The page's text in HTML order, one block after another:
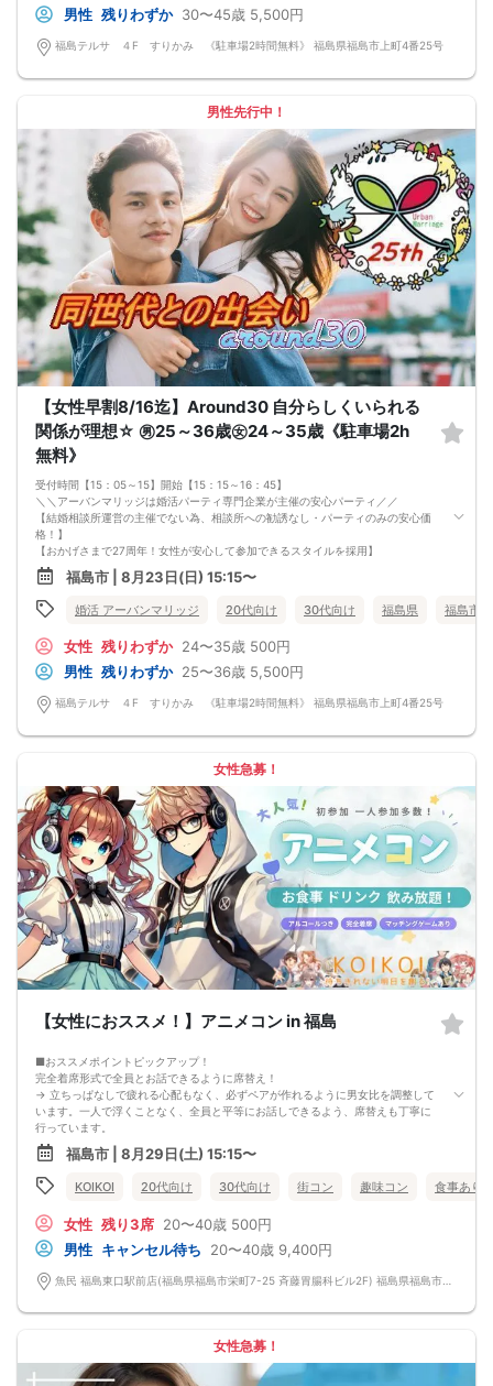
カード発行
◆◇ドレスコードなし！カジュアルスタイルでＯＫ！
◆◇男女バランス調整 最大でも±3名様までに調整いたします。
【人数調整が必要な企画ですので予定確定の上ご予約お願いいたします。キャン
ます。必ずキャンセルポリシーをご確認ください。】
各最低3名様以上の異性の方と出会える企画です。
【中止判断タイミング】
開始時間の最低4時間前
男性 残りわずか 30〜45歳 5,500円
福島テルサ ４F すりかみ 《駐車場2時間無料》 福島県福島市上町4番25号
男性先行中！
【女性早割8/16迄】Around30 自分らしくいられる
関係が理想☆ ㊚25～36歳㊛24～35歳《駐車場2h
無料》
受付時間【15：05～15】開始【15：15～16：45】
＼＼アーバンマリッジは婚活パーティ専門企業が主催の安心パーティ／／
【結婚相談所運営の主催でない為、相談所への勧誘なし・パーティのみの安心価
格！】
【おかげさまで27周年！女性が安心して参加できるスタイルを採用】
・フリータイムなし・人前での告白なし
・女性の移動なし
・女性先退出の出待ちNG対応
・連絡先交換自由・交換強要NG 等
◆◇第一印象はシステム分析で明瞭なカップル指名サポート※オリジナル 天使の
カード発行
◆◇ドレスコードなし！カジュアルスタイルでＯＫ！
◆◇男女バランス調整 最大でも±3名様までに調整いたします。
【人数調整が必要な企画ですので予定確定の上ご予約お願いいたします。キャン
ます。必ずキャンセルポリシーをご確認ください。】
各最低3名様以上の異性の方と出会える企画です。
【中止判断タイミング】
開始時間の最低4時間前
福島市 | 8月23日(日) 15:15〜
婚活 アーバンマリッジ 20代向け 30代向け 福島県 福島市
女性 残りわずか 24〜35歳 500円
男性 残りわずか 25〜36歳 5,500円
福島テルサ ４F すりかみ 《駐車場2時間無料》 福島県福島市上町4番25号
女性急募！
【女性におススメ！】アニメコン in 福島
■おススメポイントピックアップ！
完全着席形式で全員とお話できるように席替え！
→ 立ちっぱなしで疲れる心配もなく、必ずペアが作れるように男女比を調整して
います。一人で浮くことなく、全員と平等にお話しできるよう、席替えも丁寧に
行っています。
会話を盛り上げるプロフィールシート＆アニメ一覧表！
→ 趣味や好みからスムーズに会話がスタート！「何を話そう…」と悩むことな
く、共通の話題で盛り上がれます。
自然なつながりをサポートするマッチングゲーム開催！
返却されるので安心です。
■最少催行人数
男女2対2
■中止判断タイミング
前日20時、または開催6時間前の時点で最少開催人数に満たない場合
→ お酒が飲めない方にはソフトドリンクも豊富にご用意しています！
福島市 | 8月29日(土) 15:15〜
KOIKOI 20代向け 30代向け 街コン 趣味コン 食事あり
女性 残り3席 20〜40歳 500円
男性 キャンセル待ち 20〜40歳 9,400円
女性急募！